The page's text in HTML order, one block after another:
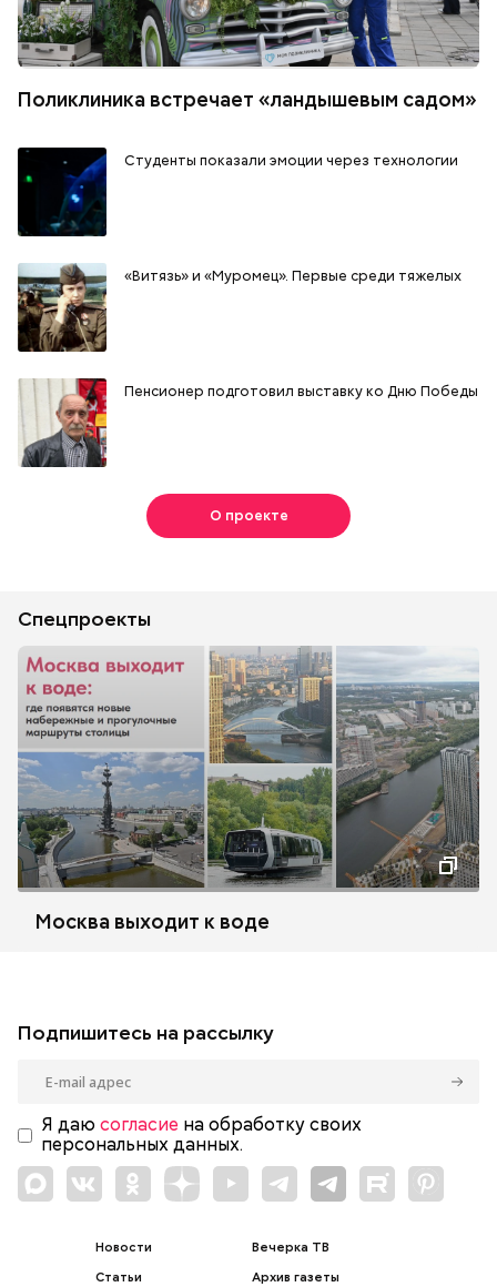
Поликлиника встречает «ландышевым садом»
Студенты показали эмоции через технологии
«Витязь» и «Муромец». Первые среди тяжелых
Пенсионер подготовил выставку ко Дню Победы
О проекте
Спецпроекты
Москва выходит к воде
Подпишитесь на рассылку
Я даю согласие на обработку своих
персональных данных.
Новости
Статьи
Вечерка ТВ
Архив газеты